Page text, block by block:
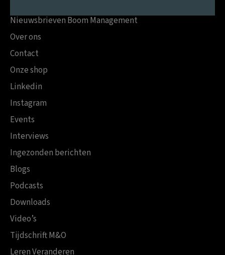
Nieuwsbrieven Boom Management
Over ons
Contact
Onze shop
Linkedin
Instagram
Events
Interviews
Ingezonden berichten
Blogs
Podcasts
Downloads
Video’s
Tijdschrift M&O
Leren Veranderen